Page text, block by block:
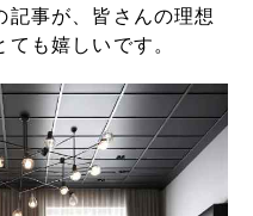
記事が、皆さんの理想
も嬉しいです。